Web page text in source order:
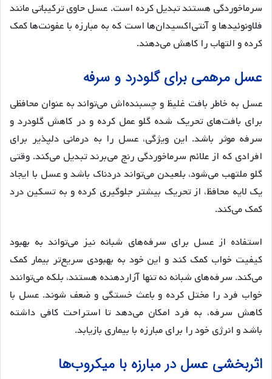
سرماخوردگی هستند تبدیل کرده است. عسل حاوی ترکیباتی مانند
فلاونوئیدها و آنتی‌اکسیدان‌ها است که به مبارزه با عفونت‌ها کمک
کرده و التهاب را کاهش می‌دهند.
عسل مرهمی برای گلودرد و سرفه
عسل به خاطر بافت غلیظ و چسبنده‌اش می‌تواند به عنوان محافظی
برای بافت‌های تحریک شده گلو عمل کرده و در کاهش گلودرد و
سرفه موثر باشد. این ویژگی، عسل را به درمانی دلپذیر برای
افرادی که از علائم سرماخوردگی رنج می‌برند تبدیل می‌کند. وقتی
گلو ملتهب می‌شود، بلعیدن می‌تواند دردناک باشد و عسل با ایجاد
یک لایه محافظ، از تحریک بیشتر جلوگیری کرده و به تسکین درد
کمک می‌کند.
استفاده از عسل برای سرفه‌های شبانه نیز می‌تواند به بهبود
کیفیت خواب کمک کند و این خود به بهبودی سریع‌تر بیمار کمک
می‌کند. سرفه‌های شبانه نه تنها آزاردهنده هستند، بلکه می‌توانند
خواب فرد را مختل کرده و باعث خستگی و ضعف شوند. عسل با
کاهش سرفه، به فرد امکان می‌دهد تا استراحت کافی داشته
باشد و انرژی خود را برای مبارزه با بیماری بازیابد.
اثربخشی عسل در مبارزه با میکروب‌ها